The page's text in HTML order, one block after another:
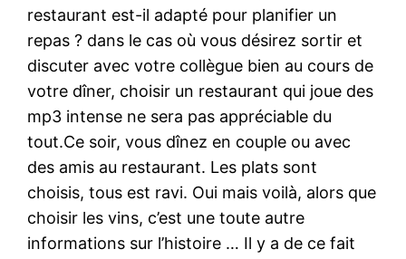
restaurant est-il adapté pour planifier un
repas ? dans le cas où vous désirez sortir et
discuter avec votre collègue bien au cours de
votre dîner, choisir un restaurant qui joue des
mp3 intense ne sera pas appréciable du
tout.Ce soir, vous dînez en couple ou avec
des amis au restaurant. Les plats sont
choisis, tous est ravi. Oui mais voilà, alors que
choisir les vins, c’est une toute autre
informations sur l’histoire … Il y a de ce fait